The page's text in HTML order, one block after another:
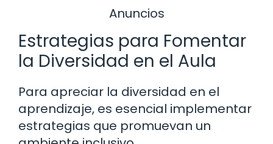
Anuncios
Estrategias para Fomentar
la Diversidad en el Aula
Para apreciar la diversidad en el
aprendizaje, es esencial implementar
estrategias que promuevan un